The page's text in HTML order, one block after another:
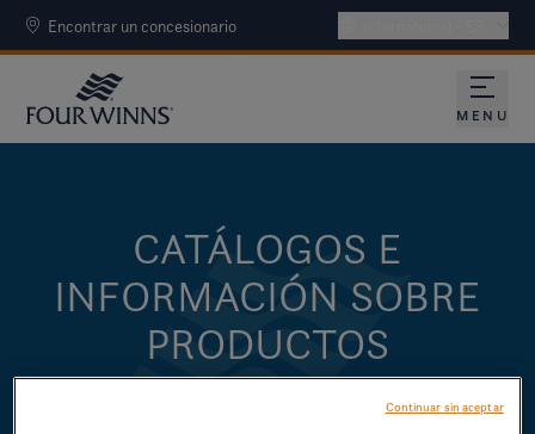
Encontrar un concesionario
MENU
CATÁLOGOS E
INFORMACIÓN SOBRE
PRODUCTOS
Continuar sin aceptar